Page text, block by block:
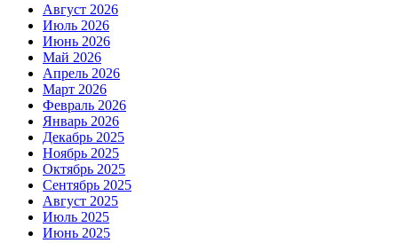
Август 2026
Июль 2026
Июнь 2026
Май 2026
Апрель 2026
Март 2026
Февраль 2026
Январь 2026
Декабрь 2025
Ноябрь 2025
Октябрь 2025
Сентябрь 2025
Август 2025
Июль 2025
Июнь 2025